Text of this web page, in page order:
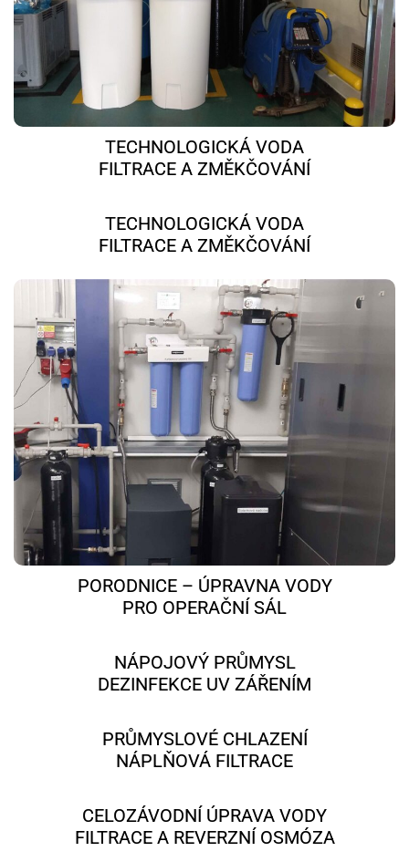
TECHNOLOGICKÁ VODA
FILTRACE A ZMĚKČOVÁNÍ
TECHNOLOGICKÁ VODA
FILTRACE A ZMĚKČOVÁNÍ
PORODNICE – ÚPRAVNA VODY
PRO OPERAČNÍ SÁL
NÁPOJOVÝ PRŮMYSL
DEZINFEKCE UV ZÁŘENÍM
PRŮMYSLOVÉ CHLAZENÍ
NÁPLŇOVÁ FILTRACE
CELOZÁVODNÍ ÚPRAVA VODY
FILTRACE A REVERZNÍ OSMÓZA